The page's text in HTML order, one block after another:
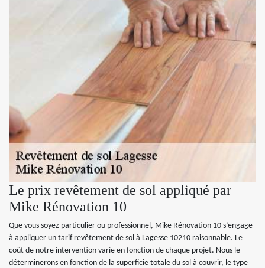
Le prix revêtement de sol appliqué par
Mike Rénovation 10
Que vous soyez particulier ou professionnel, Mike Rénovation 10 s’engage
à appliquer un tarif revêtement de sol à Lagesse 10210 raisonnable. Le
coût de notre intervention varie en fonction de chaque projet. Nous le
déterminerons en fonction de la superficie totale du sol à couvrir, le type